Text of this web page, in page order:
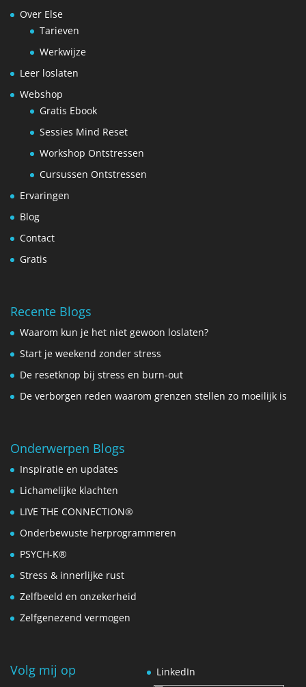
Over Else
Tarieven
Werkwijze
Leer loslaten
Webshop
Gratis Ebook
Sessies Mind Reset
Workshop Ontstressen
Cursussen Ontstressen
Ervaringen
Blog
Contact
Gratis
Recente Blogs
Waarom kun je het niet gewoon loslaten?
Start je weekend zonder stress
De resetknop bij stress en burn-out
De verborgen reden waarom grenzen stellen zo moeilijk is
Onderwerpen Blogs
Inspiratie en updates
Lichamelijke klachten
LIVE THE CONNECTION®
Onderbewuste herprogrammeren
PSYCH-K®
Stress & innerlijke rust
Zelfbeeld en onzekerheid
Zelfgenezend vermogen
Volg mij op LinkedIn